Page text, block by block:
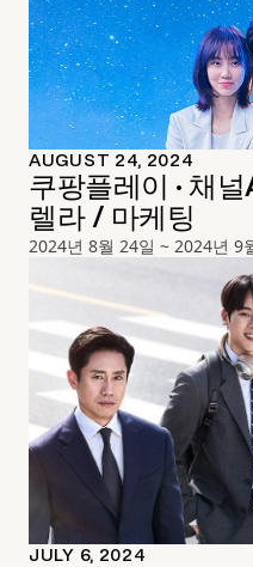
AUGUST 24, 2024
쿠팡플레이 · 채
렐라 / 마케팅
2024년 8월 24일 ~ 2024년 9
JULY 6, 2024